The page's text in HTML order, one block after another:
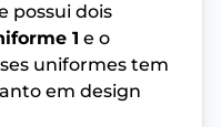
possui dois
1 e o
uniformes tem
em design